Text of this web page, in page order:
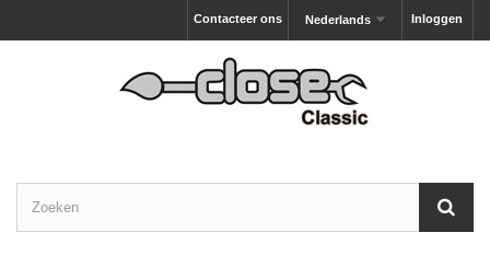
Inloggen
Nederlands
Contacteer ons